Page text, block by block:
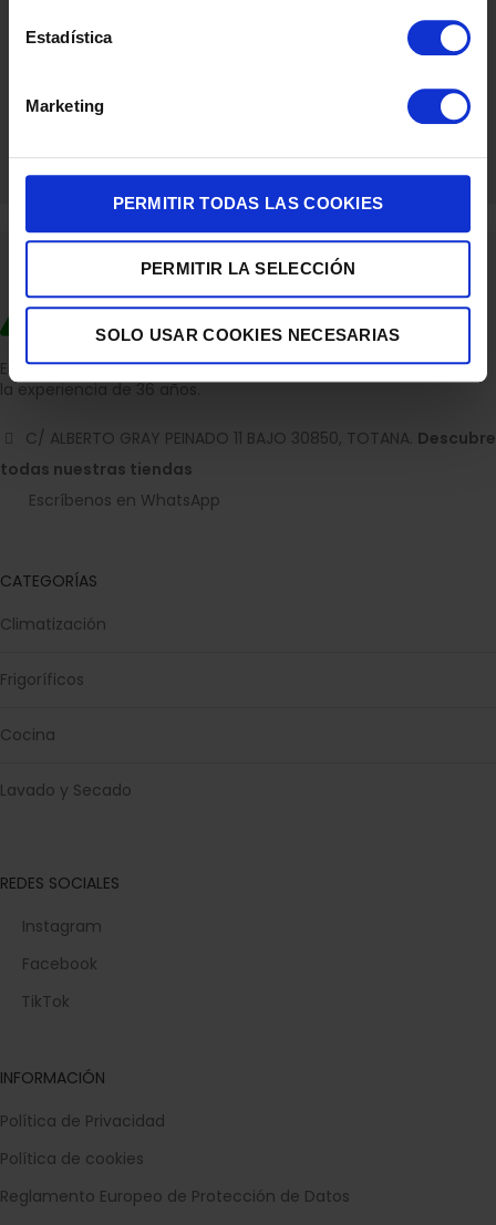
Estadística
Marketing
PERMITIR TODAS LAS COOKIES
PERMITIR LA SELECCIÓN
SOLO USAR COOKIES NECESARIAS
Empresa dedicada a la venta de accesorios para el hogar con
la experiencia de 36 años.
C/ ALBERTO GRAY PEINADO 11 BAJO 30850, TOTANA. Descubre
todas nuestras tiendas
Escríbenos en WhatsApp
CATEGORÍAS
Climatización
Frigoríficos
Cocina
Lavado y Secado
REDES SOCIALES
Instagram
Facebook
TikTok
INFORMACIÓN
Política de Privacidad
Política de cookies
Reglamento Europeo de Protección de Datos